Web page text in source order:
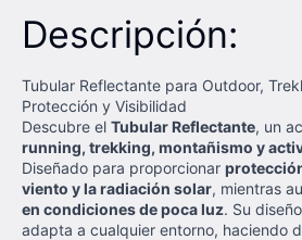
Descripción:
Tubular Reflectante para Outdoor,
Protección y Visibilidad
Descubre el Tubular Reflectante, un
running, trekking, montañismo y
Diseñado para proporcionar
viento y la radiación solar, mientras
en condiciones de poca luz. Su diseño
adapta a cualquier entorno, haciendo